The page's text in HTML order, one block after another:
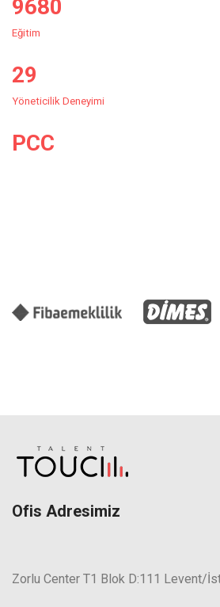
9880
Eğitim
29
Yöneticilik Deneyimi
PCC
Ofis Adresimiz
Zorlu Center T1 Blok D:111 Levent/